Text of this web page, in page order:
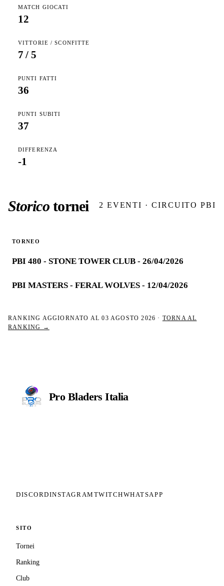
MATCH GIOCATI
12
VITTORIE / SCONFITTE
7 / 5
PUNTI FATTI
36
PUNTI SUBITI
37
DIFFERENZA
-1
Storicotornei 2 EVENTI · CIRCUITO PBI
TORNEO
PBI 480 - STONE TOWER CLUB - 26/04/2026
PBI MASTERS - FERAL WOLVES - 12/04/2026
RANKING AGGIORNATO AL03 AGOSTO 2026 · TORNA AL
RANKING →
Pro BladersItalia
DISCORDINSTAGRAM TWITCHWHATSAPP
SITO
Tornei
Ranking
Club